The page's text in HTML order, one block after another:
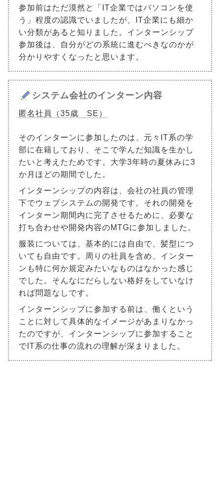
参加前はただ漠然と「IT企業ではパソコンを使
う」程度の認識でいましたが、IT企業にも細か
い分類があると知りました。インターンシップ
参加後は、自分がどの系統に進むべきなのかが
分かりやすくなったと思います。
システム会社のインターン内容
匿名社員（35歳 SE）
そのインターンに参加したのは、元々IT系の学
部に在籍しており、そこで学んだ知識を生かし
たいと考えたためです。大学3年時の夏休みに3
か月ほどの期間でした。
インターンシップの内容は、会社の社員の管理
下でウェブシステムの開発です。それの開発を
インターン期間内に完了させるために、必要な
打ち合わせや開発内容のMTGに参加しました。
服装については、基本的には自由で、髪型につ
いても自由です。周りの社員を含め、インター
ンも特に何か規定みたいなものはなかった感じ
でした。そんなにだらしない格好をしていなけ
れば問題なしです。
インターンシップに参加する前は、働くという
ことに対して具体的なイメージがあまりなかっ
たのですが、インターンシップに参加すること
でIT系の仕事の流れの理解が深まりました。